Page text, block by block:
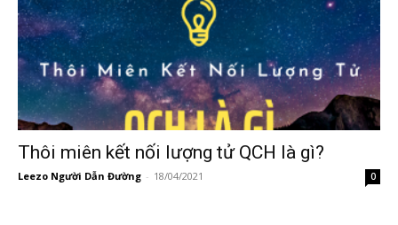
Thôi miên kết nối lượng tử QCH là gì?
Leezo Người Dẫn Đường - 18/04/2021 0